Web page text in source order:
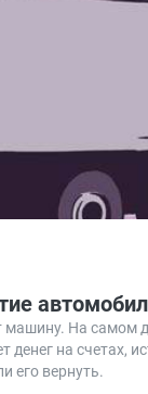
На
денег на
его вернуть.